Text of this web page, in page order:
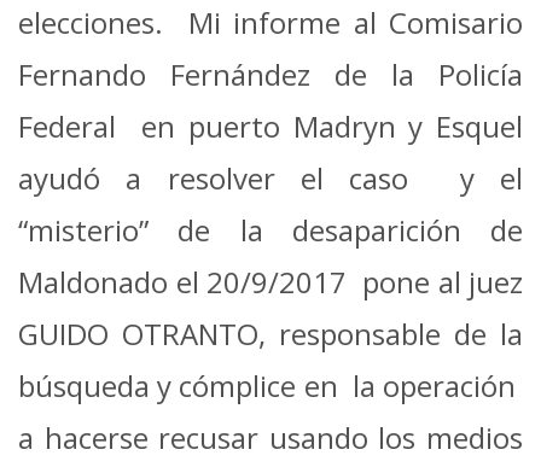
elecciones. Mi informe al Comisario
Fernando Fernández de la Policía
Federal en puerto Madryn y Esquel
ayudó a resolver el caso y el
“misterio” de la desaparición de
Maldonado el 20/9/2017 pone al juez
GUIDO OTRANTO, responsable de la
búsqueda y cómplice en la operación
a hacerse recusar usando los medios